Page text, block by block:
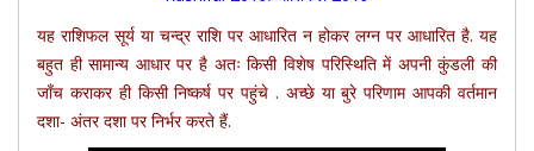
यह राशिफल सूर्य या चन्द्र राशि पर आधारित न होकर लग्न पर आधारित है. यह
बहुत ही सामान्य आधार पर है अतः किसी विशेष परिस्थिति में अपनी कुंडली की
जाँच कराकर ही किसी निष्कर्ष पर पहुंचे . अच्छे या बुरे परिणाम आपकी वर्तमान
दशा- अंतर दशा पर निर्भर करते हैं.